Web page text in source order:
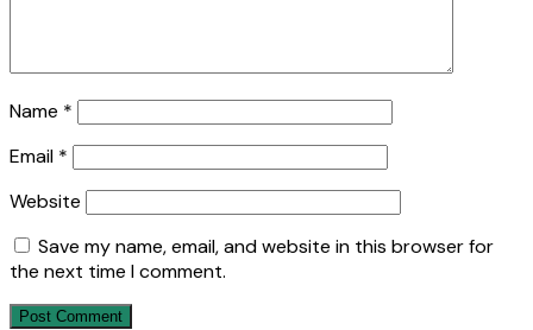
Name *
Email *
Website
Save my name, email, and website in this browser for
the next time I comment.